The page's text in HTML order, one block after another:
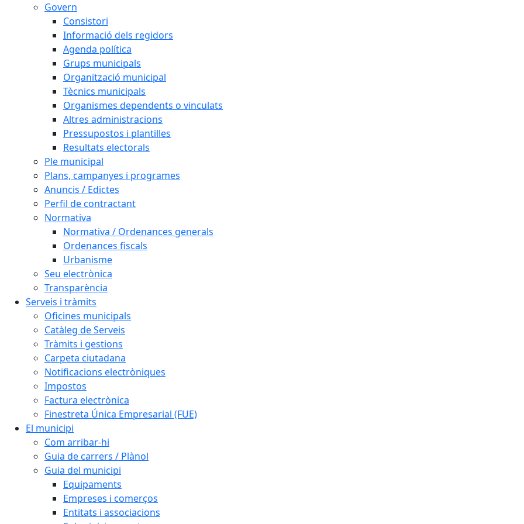
Govern
Consistori
Informació dels regidors
Agenda política
Grups municipals
Organització municipal
Tècnics municipals
Organismes dependents o vinculats
Altres administracions
Pressupostos i plantilles
Resultats electorals
Ple municipal
Plans, campanyes i programes
Anuncis / Edictes
Perfil de contractant
Normativa
Normativa / Ordenances generals
Ordenances fiscals
Urbanisme
Seu electrònica
Transparència
Serveis i tràmits
Oficines municipals
Catàleg de Serveis
Tràmits i gestions
Carpeta ciutadana
Notificacions electròniques
Impostos
Factura electrònica
Finestreta Única Empresarial (FUE)
El municipi
Com arribar-hi
Guia de carrers / Plànol
Guia del municipi
Equipaments
Empreses i comerços
Entitats i associacions